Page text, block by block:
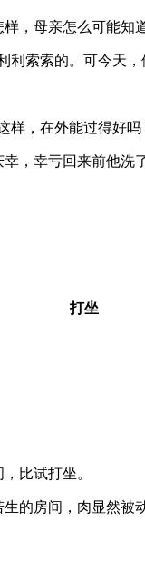
，母亲怎么可能知
利索索的。可今天，
样，在外能过得好吗
幸亏回来前他洗
打坐
比试打坐。
房间，肉显然被